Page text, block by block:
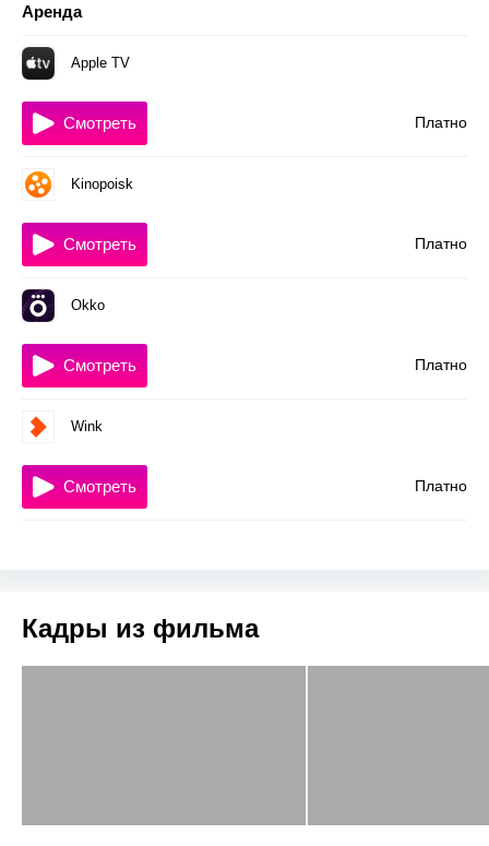
Аренда
Apple TV
Платно
Смотреть
Kinopoisk
Платно
Смотреть
Okko
Платно
Смотреть
Wink
Платно
Смотреть
Кадры из фильма